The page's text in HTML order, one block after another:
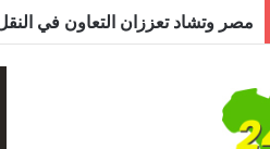
مصر وتشاد تعززان الشراكة